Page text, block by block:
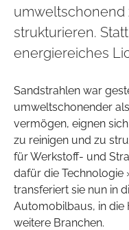
umweltschonend
strukturieren.
energiereiches
Sandstrahlen war
umweltschonender
vermögen, eignen
zu reinigen und zu
für Werkstoff- und
dafür die Technologie
transferiert sie nun in
Automobilbaus, in die
weitere Branchen.